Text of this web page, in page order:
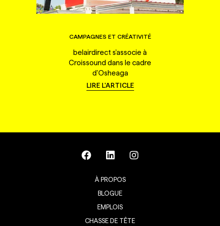
CAMPAGNES ET CRÉATIVITÉ
belairdirect s'associe à
Croissound dans le cadre
d'Osheaga
LIRE L'ARTICLE
À PROPOS
BLOGUE
EMPLOIS
CHASSE DE TÊTE